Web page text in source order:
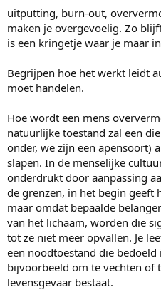
uitputting, burn-out,
maken je overgevoelig. Zo
is een kringetje waar je maar
Begrijpen hoe het werkt leidt
moet handelen.
Hoe wordt een mens
natuurlijke toestand zal een
onder, we zijn een apensoort)
slapen. In de menselijke
onderdrukt door aanpassing
de grenzen, in het begin geeft
maar omdat bepaalde
van het lichaam, worden die
tot ze niet meer opvallen. Je
een noodtoestand die
bijvoorbeeld om te vechten of
levensgevaar bestaat.